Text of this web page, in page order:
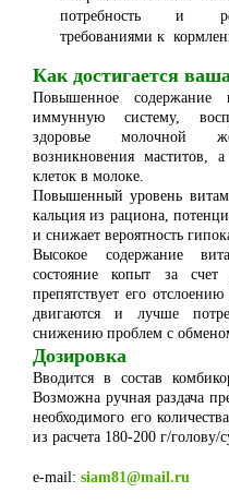
потребность и
требованиями к
Как достигается
Повышенное
иммунную систему,
здоровье молочной
возникновения маститов,
клеток в молоке.
Повышенный уровень
кальция из рациона,
и снижает вероятность
Высокое содержание
состояние копыт за
препятствует его
двигаются и лучше
снижению проблем с
Дозировка
Вводится в состав
Возможна ручная раздача
необходимого его
из расчета 180-200 г/голову/
e-mail: siam81@mail.ru